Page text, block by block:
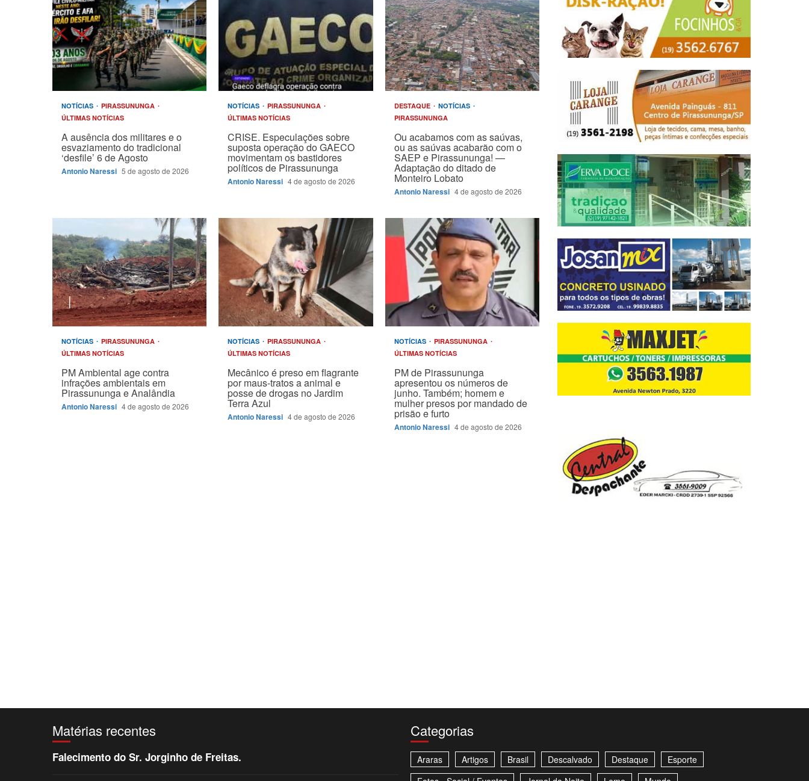
NOTÍCIAS
PIRASSUNUNGA
ÚLTIMAS NOTÍCIAS
A ausência dos militares e o
esvaziamento do tradicional
‘desfile’ 6 de Agosto
Antonio Naressi 5 de agosto de 2026
NOTÍCIAS
PIRASSUNUNGA
ÚLTIMAS NOTÍCIAS
CRISE. Especulações sobre
suposta operação do GAECO
movimentam os bastidores
políticos de Pirassununga
Antonio Naressi 4 de agosto de 2026
DESTAQUE
NOTÍCIAS
PIRASSUNUNGA
Ou acabamos com as saúvas,
ou as saúvas acabarão com o
SAEP e Pirassununga! —
Adaptação do ditado de
Monteiro Lobato
Antonio Naressi 4 de agosto de 2026
NOTÍCIAS
PIRASSUNUNGA
ÚLTIMAS NOTÍCIAS
PM Ambiental age contra
infrações ambientais em
Pirassununga e Analândia
Antonio Naressi 4 de agosto de 2026
NOTÍCIAS
PIRASSUNUNGA
ÚLTIMAS NOTÍCIAS
Mecânico é preso em flagrante
por maus-tratos a animal e
posse de drogas no Jardim
Terra Azul
Antonio Naressi 4 de agosto de 2026
NOTÍCIAS
PIRASSUNUNGA
ÚLTIMAS NOTÍCIAS
PM de Pirassununga
apresentou os números de
junho. Também; homem e
mulher presos por mandado de
prisão e furto
Antonio Naressi 4 de agosto de 2026
Matérias recentes
Falecimento do Sr. Jorginho de Freitas.
Categorias
Araras Artigos Brasil Descalvado Destaque
Esporte